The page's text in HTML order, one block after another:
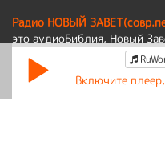
Радио НОВЫЙ
это аудиоБиблия, Новый
Политика
Включите